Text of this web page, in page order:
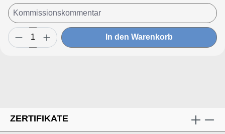
In den Warenkorb
ZERTIFIKATE